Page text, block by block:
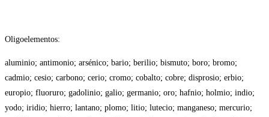
Oligoelementos:
aluminio; antimonio; arsénico; bario; berilio; bismuto; boro; bromo;
cadmio; cesio; carbono; cerio; cromo; cobalto; cobre; disprosio; erbio;
europio; fluoruro; gadolinio; galio; germanio; oro; hafnio; holmio; indio;
yodo; iridio; hierro; lantano; plomo; litio; lutecio; manganeso; mercurio;